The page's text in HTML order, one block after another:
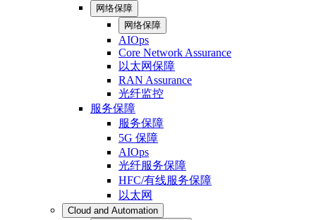
网络保障
网络保障
AIOps
Core Network Assurance
以太网保障
RAN Assurance
光纤监控
服务保障
服务保障
5G 保障
AIOps
光纤服务保障
HFC/有线服务保障
以太网
Cloud and Automation